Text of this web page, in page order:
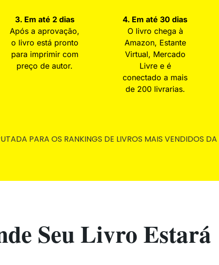
3. Em até 2 dias
Após a aprovação,
o livro está pronto
para imprimir com
preço de autor.
4. Em até 30 dias
O livro chega à
Amazon, Estante
Virtual, Mercado
Livre e é
conectado a mais
de 200 livrarias.
PARA OS RANKINGS DE LIVROS MAIS VENDIDOS DA
Seu Livro Estará